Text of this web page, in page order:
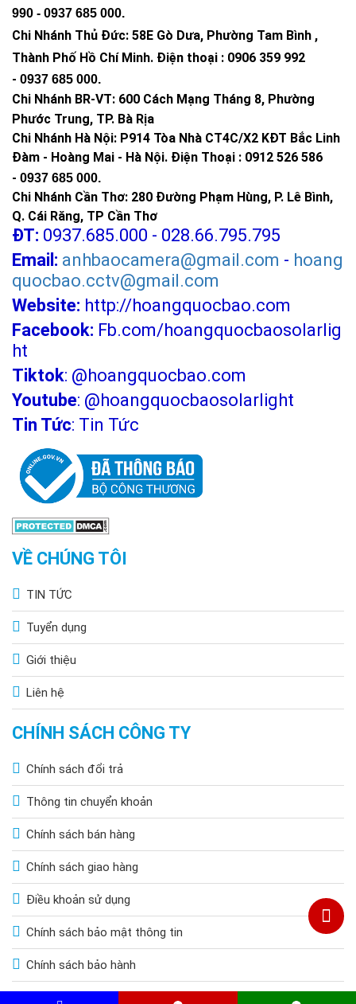
990 - 0937 685 000.
Chi Nhánh Thủ Đức: 58E Gò Dưa, Phường Tam Bình ,
Thành Phố Hồ Chí Minh. Điện thoại : 0906 359 992
- 0937 685 000.
Chi Nhánh BR-VT: 600 Cách Mạng Tháng 8, Phường
Phước Trung, TP. Bà Rịa
Chi Nhánh Hà Nội: P914 Tòa Nhà CT4C/X2 KĐT Bắc Linh
Đàm - Hoàng Mai - Hà Nội. Điện Thoại : 0912 526 586
- 0937 685 000.
Chi Nhánh Cần Thơ: 280 Đường Phạm Hùng, P. Lê Bình,
Q. Cái Răng, TP Cần Thơ
ĐT: 0937.685.000 - 028.66.795.795
Email: anhbaocamera@gmail.com - hoang
quocbao.cctv@gmail.com
Website: http://hoangquocbao.com
Facebook: Fb.com/hoangquocbaosolarlig
ht
Tiktok: @hoangquocbao.com
Youtube: @hoangquocbaosolarlight
Tin Tức: Tin Tức
VỀ CHÚNG TÔI
TIN TỨC
Tuyển dụng
Giới thiệu
Liên hệ
CHÍNH SÁCH CÔNG TY
Chính sách đổi trả
Thông tin chuyển khoản
Chính sách bán hàng
Chính sách giao hàng
Điều khoản sử dụng
Chính sách bảo mật thông tin
Chính sách bảo hành